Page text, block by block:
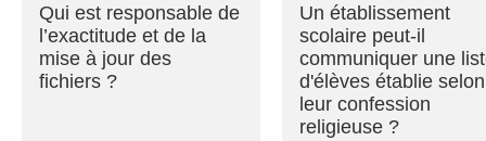
Qui est responsable de
l’exactitude et de la
mise à jour des
fichiers ?
Un établissement
scolaire peut-il
communiquer une
d'élèves établie selon
leur confession
religieuse ?